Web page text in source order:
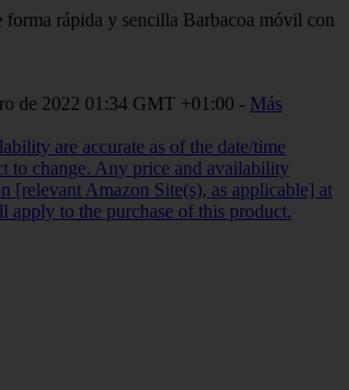
forma rápida y sencilla Barbacoa móvil con
de 2022 01:34 GMT +01:00 - Más
are accurate as of the date/time
to change. Any price and availability
[relevant Amazon Site(s), as applicable] at
apply to the purchase of this product.